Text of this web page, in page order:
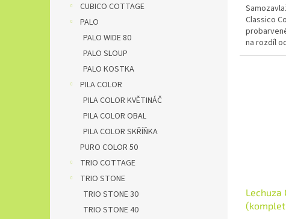
CUBICO COTTAGE
PALO
PALO WIDE 80
PALO SLOUP
PALO KOSTKA
PILA COLOR
PILA COLOR KVĚTINÁČ
PILA COLOR OBAL
PILA COLOR SKŘÍŇKA
PURO COLOR 50
TRIO COTTAGE
TRIO STONE
TRIO STONE 30
TRIO STONE 40
Classico
na rozdíl
Lechuza